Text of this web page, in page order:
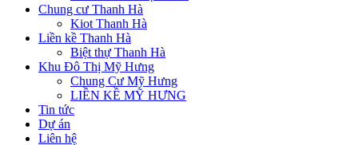
Chung cư Thanh Hà
Kiot Thanh Hà
Liền kề Thanh Hà
Biệt thự Thanh Hà
Khu Đô Thị Mỹ Hưng
Chung Cư Mỹ Hưng
LIỀN KỀ MỸ HƯNG
Tin tức
Dự án
Liên hệ